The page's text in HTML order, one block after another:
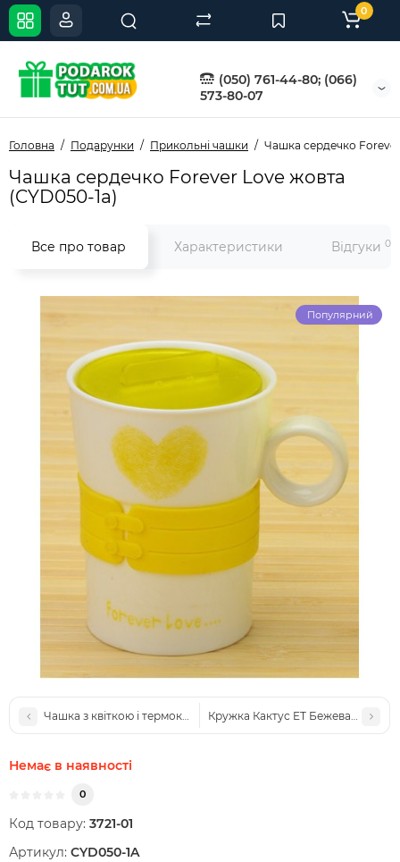
(050) 761-44-80; (066)
573-80-07
0
Головна Подарунки Прикольні чашки Чашка сердечко
Чашка сердечко Forever Love жовта
(CYD050-1a)
Все про товар Характеристики Відгуки 0
Популярний
Чашка з квіткою і термокришкою блакитнаКружка Кактус ET Бежева (NK55)
Немає в наявності
0
Код товару: 3721-01
Артикул: CYD050-1A